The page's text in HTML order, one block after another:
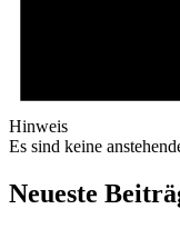
Hinweis
Es sind keine
Neueste